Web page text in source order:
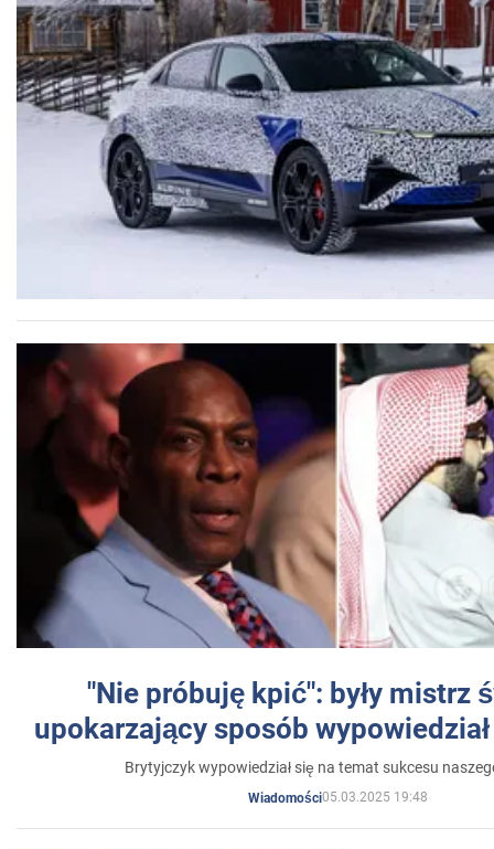
"Nie próbuję kpić": były mistrz
upokarzający sposób
Brytyjczyk wypowiedział się na temat sukcesu
Wiadomości05.03.2025 19:48